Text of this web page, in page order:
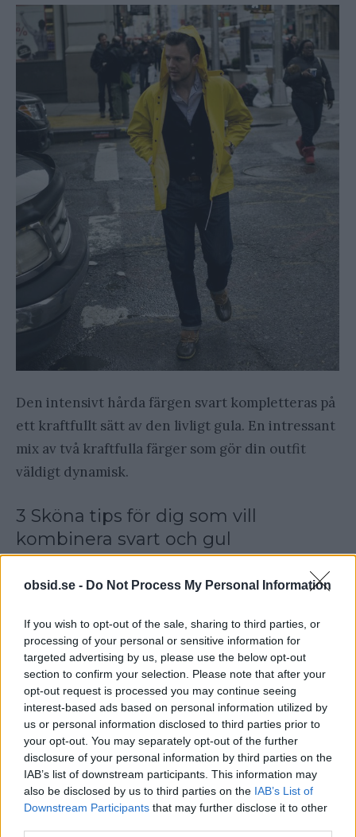
obsid.se - Do Not Process My Personal Information
If you wish to opt-out of the sale, sharing to third parties, or
processing of your personal or sensitive information for
targeted advertising by us, please use the below opt-out
section to confirm your selection. Please note that after your
opt-out request is processed you may continue seeing
interest-based ads based on personal information utilized by
us or personal information disclosed to third parties prior to
your opt-out. You may separately opt-out of the further
disclosure of your personal information by third parties on the
IAB’s list of downstream participants. This information may
also be disclosed by us to third parties on the IAB’s List of
Downstream Participants that may further disclose it to other
Den intensivt hårda färgen svart kompletteras på
ett kraftfullt sätt av den livligt gula. En intressant
mix av två kraftfulla färger som gör din outfit
väldigt dynamisk.
3 Sköna tips för dig som vill
kombinera svart och gul
Gul skjorta till svarta chinos
Uppdatera garderoben
med matchande kläder
Oavsett om du är ute efter mer gula kläder eller
kläder i färger som passar till gult så kan vi varmt
rekommendera Care of Carl,COS,Asosoch Gant.
Det är en bra mix av märken som alla har sin egen